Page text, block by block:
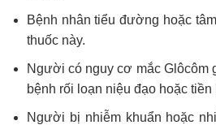
Bệnh nhân tiểu đường hoặc
thuốc này.
Người có nguy cơ mắc Glôcôm
bệnh rối loạn niệu đạo hoặc
Người bị nhiễm khuẩn hoặc